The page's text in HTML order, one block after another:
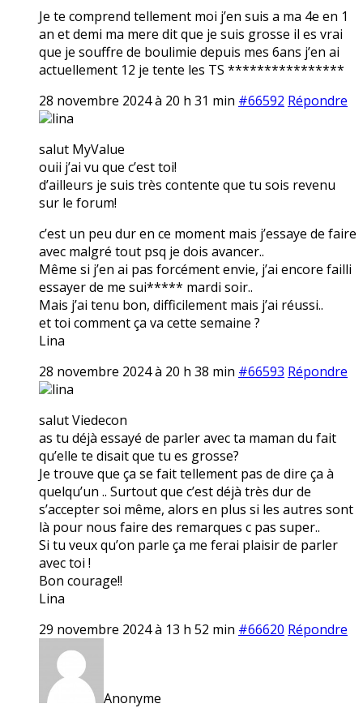
Je te comprend tellement moi j’en suis a ma 4e en 1
an et demi ma mere dit que je suis grosse il es vrai
que je souffre de boulimie depuis mes 6ans j’en ai
actuellement 12 je tente les TS ****************
28 novembre 2024 à 20 h 31 min #66592 Répondre
lina
salut MyValue
ouii j’ai vu que c’est toi!
d’ailleurs je suis très contente que tu sois revenu
sur le forum!
c’est un peu dur en ce moment mais j’essaye de faire
avec malgré tout psq je dois avancer..
Même si j’en ai pas forcément envie, j’ai encore failli
essayer de me sui***** mardi soir..
Mais j’ai tenu bon, difficilement mais j’ai réussi..
et toi comment ça va cette semaine ?
Lina
28 novembre 2024 à 20 h 38 min #66593 Répondre
lina
salut Viedecon
as tu déjà essayé de parler avec ta maman du fait
qu’elle te disait que tu es grosse?
Je trouve que ça se fait tellement pas de dire ça à
quelqu’un .. Surtout que c’est déjà très dur de
s’accepter soi même, alors en plus si les autres sont
là pour nous faire des remarques c pas super..
Si tu veux qu’on parle ça me ferai plaisir de parler
avec toi !
Bon courage!!
Lina
29 novembre 2024 à 13 h 52 min #66620 Répondre
Anonyme